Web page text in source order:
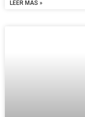
LEER MÁS »